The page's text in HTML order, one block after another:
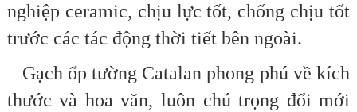
nghiệp ceramic, chịu lực tốt, chống chịu tốt
trước các tác động thời tiết bên ngoài.
Gạch ốp tường Catalan phong phú về kích
thước và hoa văn, luôn chú trọng đổi mới